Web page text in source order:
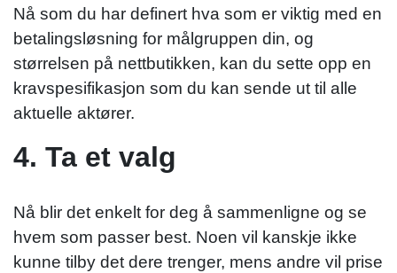
Nå som du har definert hva som er viktig med en
betalingsløsning for målgruppen din, og
størrelsen på nettbutikken, kan du sette opp en
kravspesifikasjon som du kan sende ut til alle
aktuelle aktører.
4. Ta et valg
Nå blir det enkelt for deg å sammenligne og se
hvem som passer best. Noen vil kanskje ikke
kunne tilby det dere trenger, mens andre vil prise